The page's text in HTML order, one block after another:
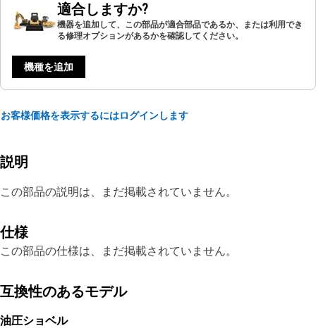
適合しますか?
機器を追加して、この部品が適合部品であるか、または利用でき
る修理オプションがあるかを確認してください。
機種を追加
お客様価格を表示するにはログインします
説明
この部品の説明は、まだ掲載されていません。
仕様
この部品の仕様は、まだ掲載されていません。
互換性のあるモデル
油圧ショベル